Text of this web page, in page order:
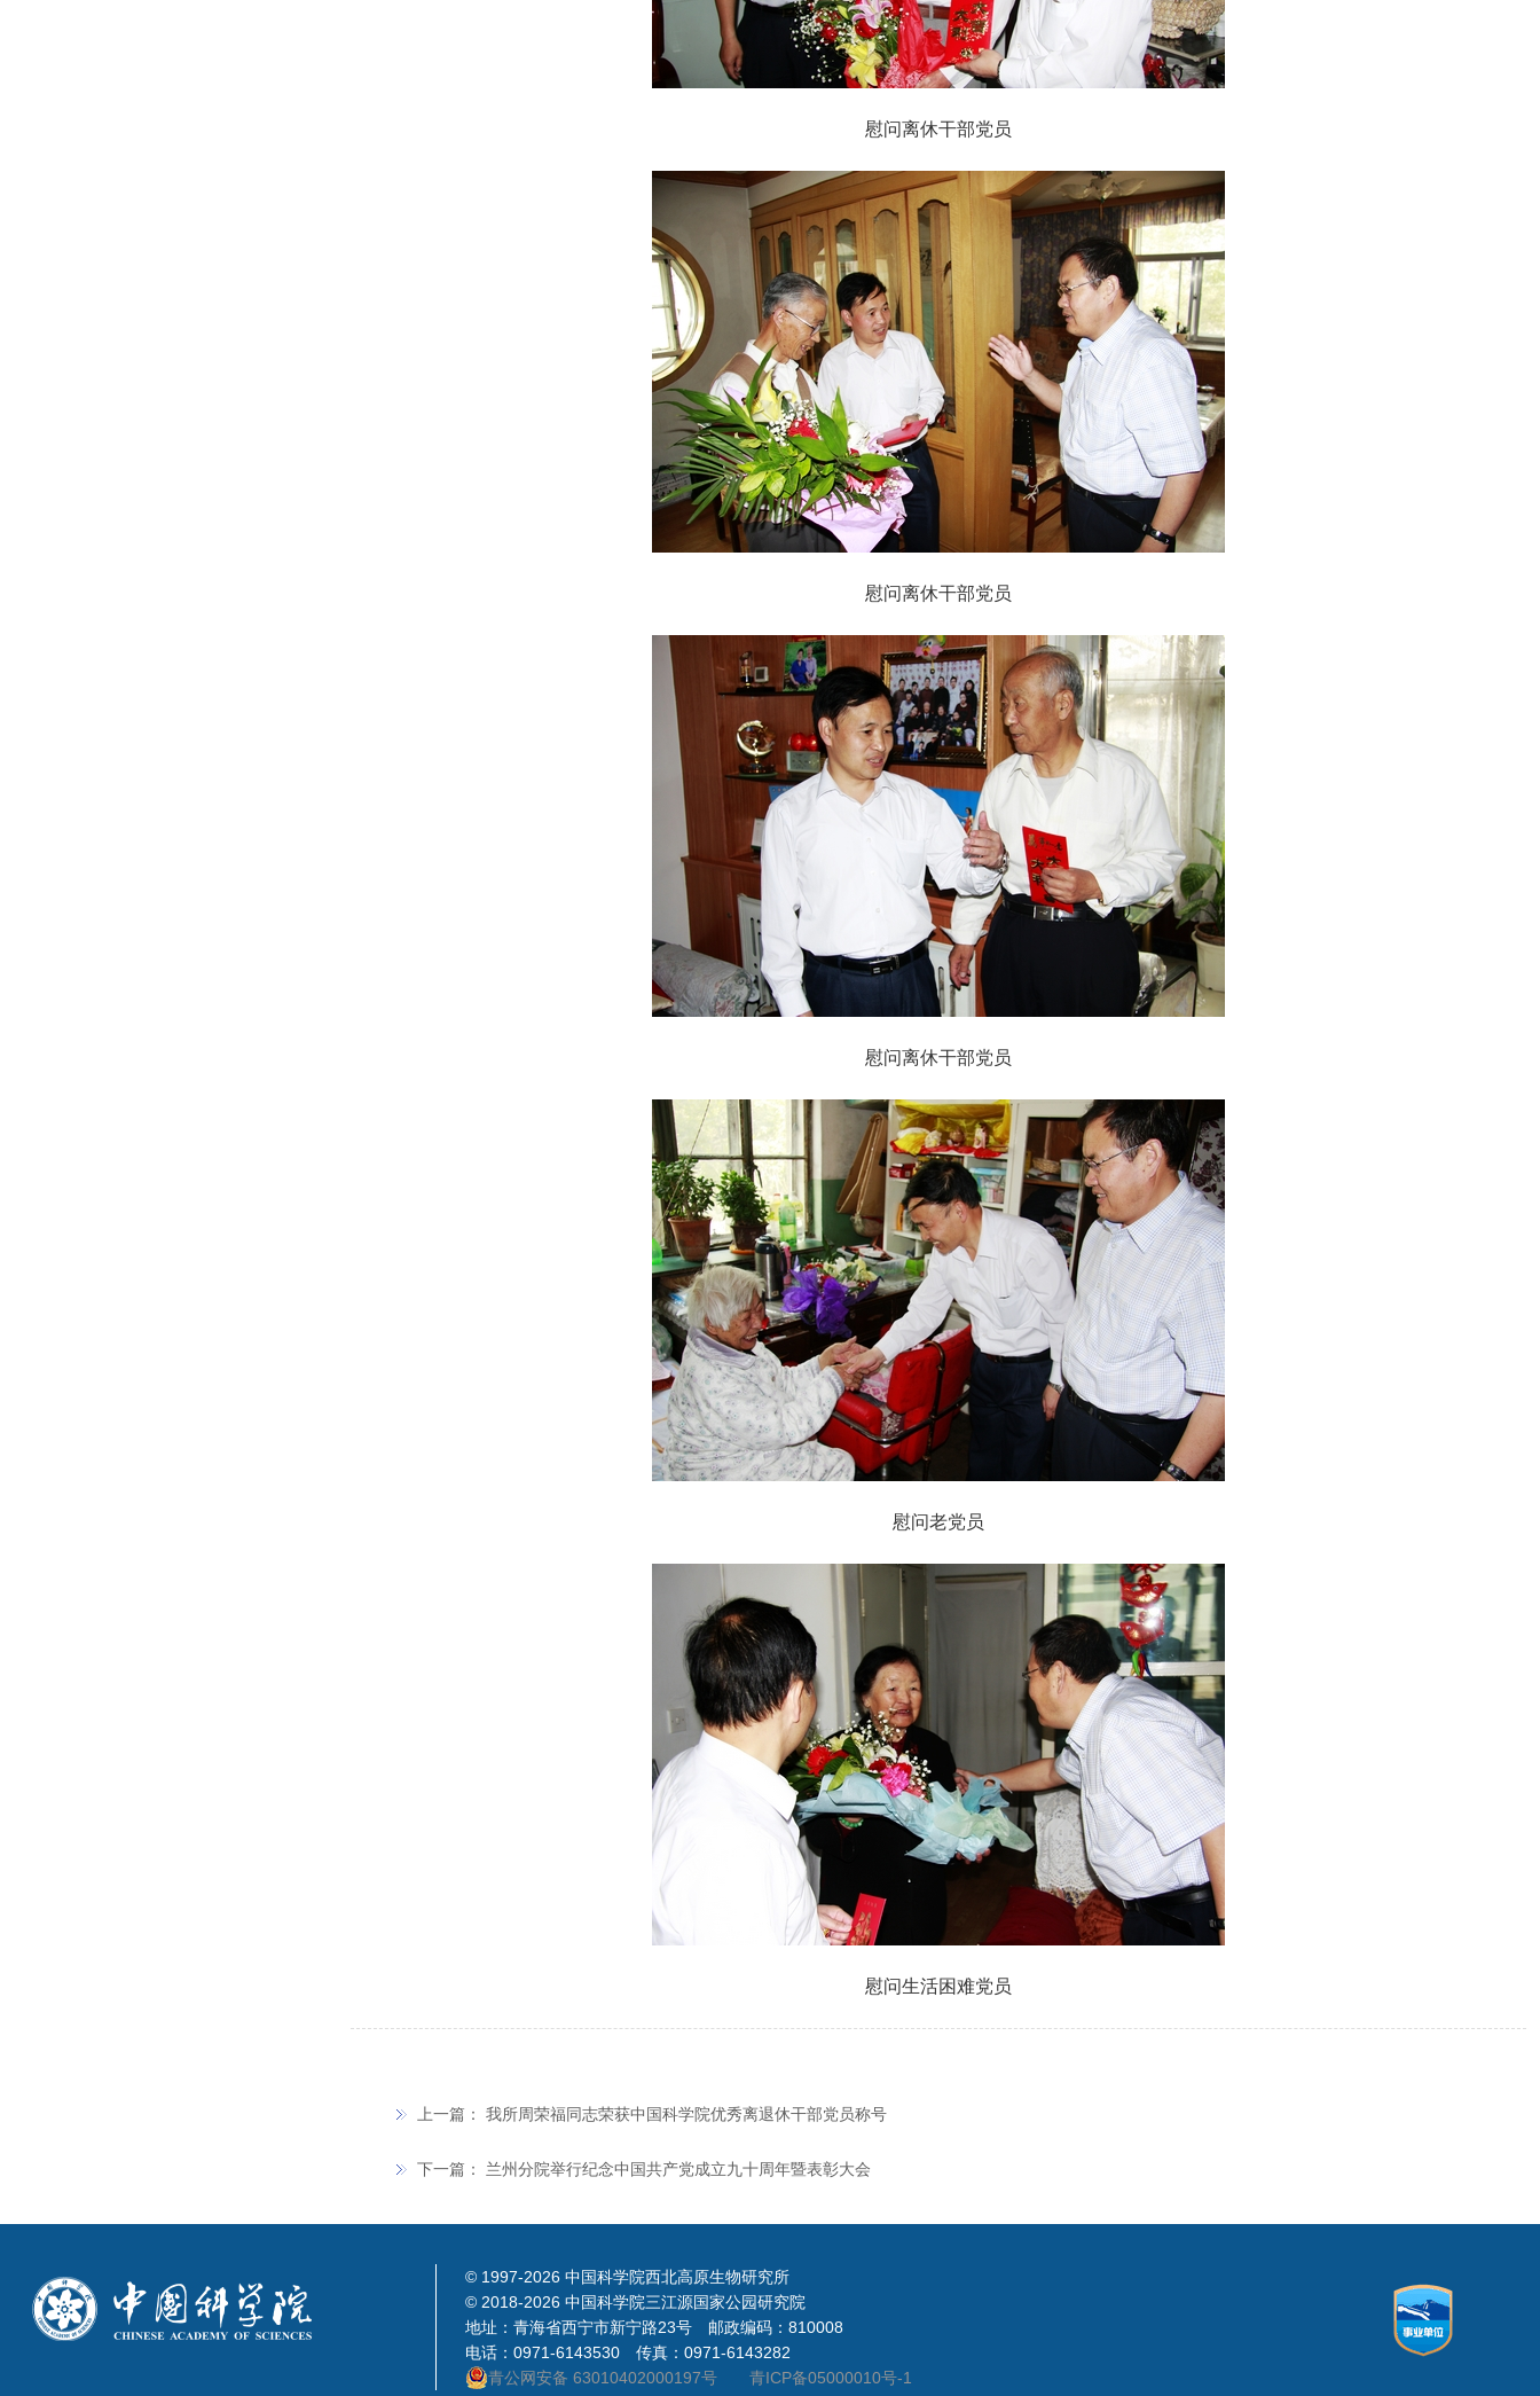
慰问离休干部党员
慰问离休干部党员
慰问离休干部党员
慰问老党员
慰问生活困难党员
上一篇： 我所周荣福同志荣获中国科学院优秀离退休干部党员称号
下一篇： 兰州分院举行纪念中国共产党成立九十周年暨表彰大会
© 1997-2026 中国科学院西北高原生物研究所
© 2018-2026 中国科学院三江源国家公园研究院
地址：青海省西宁市新宁路23号 邮政编码：810008
电话：0971-6143530 传真：0971-6143282
青公网安备 63010402000197号
青ICP备05000010号-1